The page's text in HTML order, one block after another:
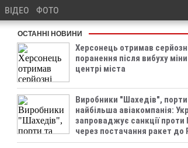
ВІДЕО ФОТО
ОСТАННІ НОВИНИ
Херсонець отримав
поранення після вибуху
центрі міста
Виробники "Шахедів",
найбільша авіакомпанія:
запроваджує санкції проти
через постачання ракет до